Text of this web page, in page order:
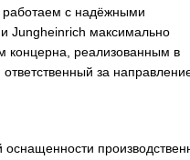
работаем с надёжными
Jungheinrich максимально
концерна, реализованным в
за
оснащенности